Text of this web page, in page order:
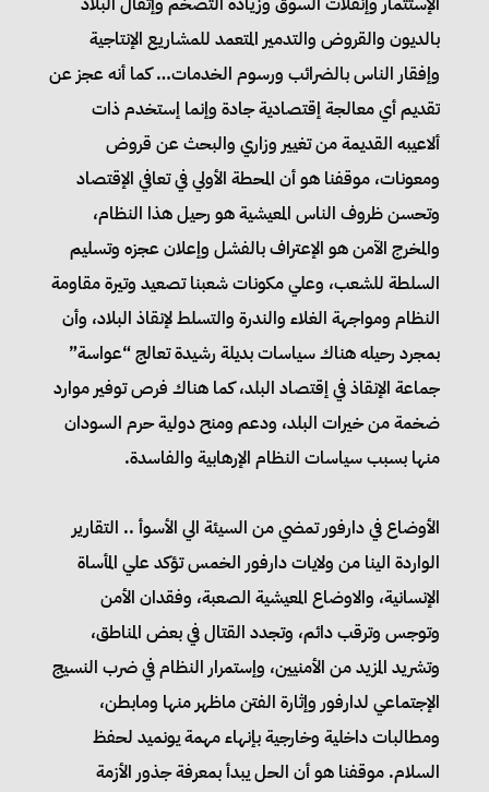
بالديون والقروض والتدمير المتعمد للمشاريع الإنتاجية
وإفقار الناس بالضرائب ورسوم الخدمات… كما أنه عجز عن
تقديم أي معالجة إقتصادية جادة وإنما إستخدم ذات
ألاعيبه القديمة من تغيير وزاري والبحث عن قروض
ومعونات، موقفنا هو أن المحطة الأولي في تعافي الإقتصاد
وتحسن ظروف الناس المعيشية هو رحيل هذا النظام،
والمخرج الآمن هو الإعتراف بالفشل وإعلان عجزه وتسليم
السلطة للشعب، وعلي مكونات شعبنا تصعيد وتيرة مقاومة
النظام ومواجهة الغلاء والندرة والتسلط لإنقاذ البلاد، وأن
بمجرد رحيله هناك سياسات بديلة رشيدة تعالج “عواسة”
جماعة الإنقاذ في إقتصاد البلد، كما هناك فرص توفير موارد
ضخمة من خيرات البلد، ودعم ومنح دولية حرم السودان
منها بسبب سياسات النظام الإرهابية والفاسدة.
الأوضاع في دارفور تمضي من السيئة الي الأسوأ .. التقارير
الواردة الينا من ولايات دارفور الخمس تؤكد علي المأساة
الإنسانية، والاوضاع المعيشية الصعبة، وفقدان الأمن
وتوجس وترقب دائم، وتجدد القتال في بعض المناطق،
وتشريد المزيد من الأمنيين، وإستمرار النظام في ضرب النسيج
الإجتماعي لدارفور وإثارة الفتن ماظهر منها ومابطن،
ومطالبات داخلية وخارجية بإنهاء مهمة يونميد لحفظ
السلام. موقفنا هو أن الحل يبدأ بمعرفة جذور الأزمة